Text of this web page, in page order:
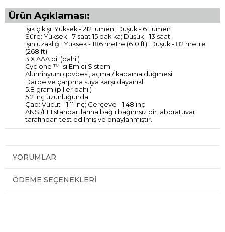
Ürün Açıklaması:
Işık çıkışı: Yüksek - 212 lümen; Düşük - 61 lümen
Süre: Yüksek - 7 saat 15 dakika; Düşük - 13 saat
Işın uzaklığı: Yüksek - 186 metre (610 ft); Düşük - 82 metre
(268 ft)
3 X AAA pil (dahil)
Cyclone ™ Isı Emici Sistemi
Alüminyum gövdesi; açma / kapama düğmesi
Darbe ve çarpma suya karşı dayanıklı
5.8 gram (piller dahil)
5.2 inç uzunluğunda
Çap: Vücut - 1.11 inç; Çerçeve - 1.48 inç
ANSI/FL1 standartlarına bağlı bağımsız bir laboratuvar
tarafından test edilmiş ve onaylanmıştır.
YORUMLAR
ÖDEME SEÇENEKLERI